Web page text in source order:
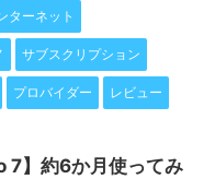
ターネット
サブスクリプション
プロバイダー レビュー
7】約6か月使ってみ